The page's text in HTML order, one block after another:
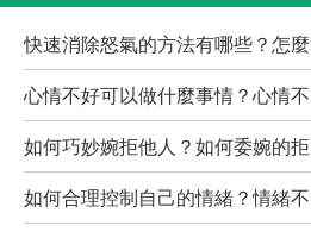
快速消除怒氣的方法有哪些？怎麼
心情不好可以做什麼事情？心情不
如何巧妙婉拒他人？如何委婉的拒
如何合理控制自己的情緒？情緒不